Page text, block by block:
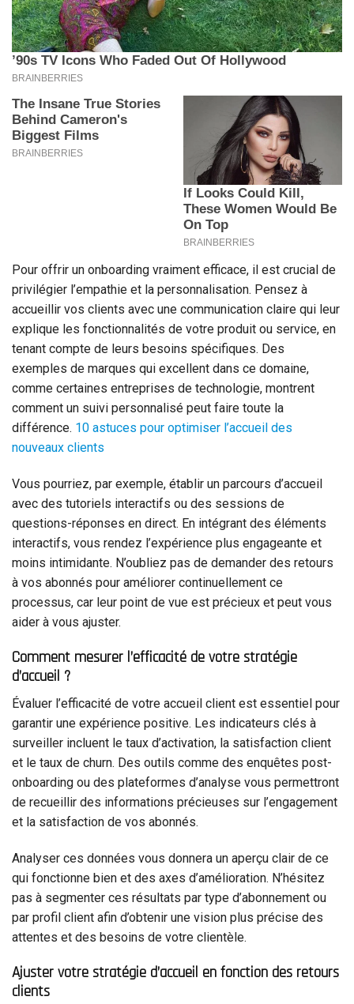
Pour offrir un onboarding vraiment efficace, il est crucial de
privilégier l’empathie et la personnalisation. Pensez à
accueillir vos clients avec une communication claire qui leur
explique les fonctionnalités de votre produit ou service, en
tenant compte de leurs besoins spécifiques. Des
exemples de marques qui excellent dans ce domaine,
comme certaines entreprises de technologie, montrent
comment un suivi personnalisé peut faire toute la
différence. 10 astuces pour optimiser l’accueil des
nouveaux clients
Vous pourriez, par exemple, établir un parcours d’accueil
avec des tutoriels interactifs ou des sessions de
questions-réponses en direct. En intégrant des éléments
interactifs, vous rendez l’expérience plus engageante et
moins intimidante. N’oubliez pas de demander des retours
à vos abonnés pour améliorer continuellement ce
processus, car leur point de vue est précieux et peut vous
aider à vous ajuster.
Comment mesurer l’efficacité de votre stratégie
d’accueil ?
Évaluer l’efficacité de votre accueil client est essentiel pour
garantir une expérience positive. Les indicateurs clés à
surveiller incluent le taux d’activation, la satisfaction client
et le taux de churn. Des outils comme des enquêtes post-
onboarding ou des plateformes d’analyse vous permettront
de recueillir des informations précieuses sur l’engagement
et la satisfaction de vos abonnés.
Analyser ces données vous donnera un aperçu clair de ce
qui fonctionne bien et des axes d’amélioration. N’hésitez
pas à segmenter ces résultats par type d’abonnement ou
par profil client afin d’obtenir une vision plus précise des
attentes et des besoins de votre clientèle.
Ajuster votre stratégie d’accueil en fonction des retours
clients